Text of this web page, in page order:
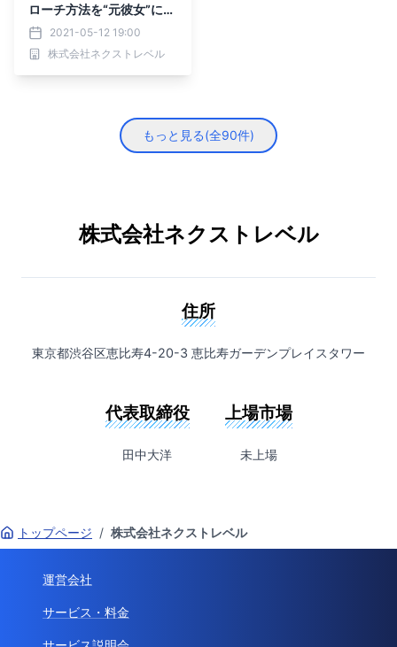
ローチ方法を“元彼女”にア
ンケート2021-05-12 19:00
株式会社ネクストレベル
もっと見る(全90件)
株式会社ネクストレベル
住所
東京都渋谷区恵比寿4-20-3 恵比寿ガーデンプレイスタワー
代表取締役
田中大洋
上場市場
未上場
トップページ / 株式会社ネクストレベル
運営会社
サービス・料金